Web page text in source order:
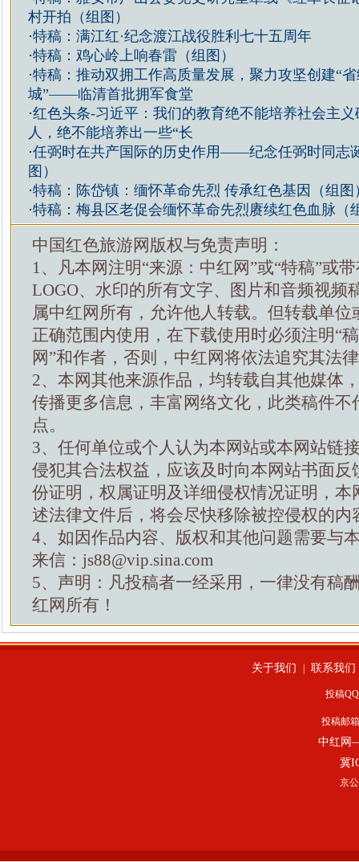
村开拍（组图）
·特稿：满江红·纪念渡江战役胜利七十五周年
·特稿：鸡心岭上响春雷（组图）
·特稿：推动双拥工作高质量发展，聚力攻坚创建“
城”——临清首批拥军食堂
·红色头条-习近平：我们的教育绝不能培养社会主
人，绝不能培养出一些“长
·任弼时在共产国际的历史作用——纪念任弼时同志
图）
·特稿：陈岱镇：缅怀革命先烈 传承红色基因（组图
·特稿：梅县区老促会缅怀革命先烈赓续红色血脉（
中国红色旅游网版权与免责声明：
1、凡本网注明“来源：中红网”或“特稿”或
LOGO、水印的所有文字、图片和音频视频
属中红网所有，允许他人转载。但转载单位
正确范围内使用，在下载使用时必须注明“
网”和作者，否则，中红网将依法追究其法
2、本网其他来源作品，均转载自其他媒体
传播更多信息，丰富网络文化，此类稿件不
点。
3、任何单位或个人认为本网站或本网站链
侵犯其合法权益，应该及时向本网站书面反
份证明，权属证明及详细侵权情况证明，本
述法律文件后，将会尽快移除被控侵权的内
4、如因作品内容、版权和其他问题需要与
来信：js88@vip.sina.com
5、声明：凡投稿者一经采用，一律没有稿
红网所有！
关于我们 联系我们
投稿
投稿邮
中红网
冀
京